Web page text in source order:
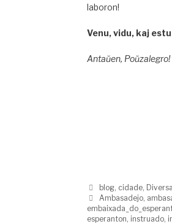
laboron!
Venu, vidu, kaj
Antaŭen, Poŭzalegro!
blog cidade
Ambasadejo
esperanton instruado